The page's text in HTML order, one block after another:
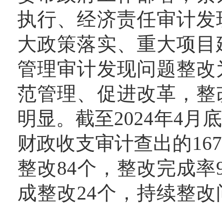
执行、经济责任审计
大政策落实、重大项
管理审计发现问题整
范管理、促进改革，
明显。截至2024年4月
财政收支审计查出的
整改84个，整改完成
成整改24个，持续整